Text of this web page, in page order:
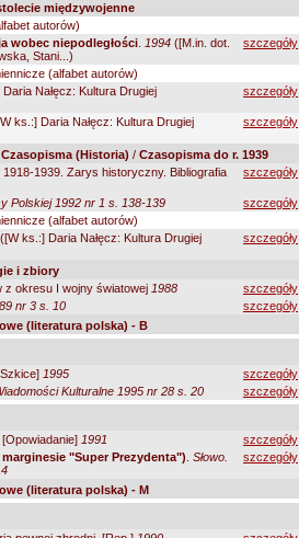
międzywojenne
autorów)
wobec niepodległości 1994 ([M.in. dot.
Stani...)
szczegóły
(alfabet autorów)
Nałęcz: Kultura Drugiej
szczegóły
ks.:] Daria Nałęcz: Kultura Drugiej
szczegóły
Czasopisma (Historia) / Czasopisma do r. 1939
1939. Zarys historyczny. Bibliografia
szczegóły
Polskiej 1992 nr 1 s. 138-139
szczegóły
(alfabet autorów)
([W ks.:] Daria Nałęcz: Kultura Drugiej
szczegóły
i zbiory
z okresu I wojny światowej 1988
szczegóły
nr 3 s. 10
szczegóły
(literatura polska) - B
1995
szczegóły
Kulturalne 1995 nr 28 s. 20 szczegóły
1991
szczegóły
"Super Prezydenta") Słowo.
szczegóły
(literatura polska) - M